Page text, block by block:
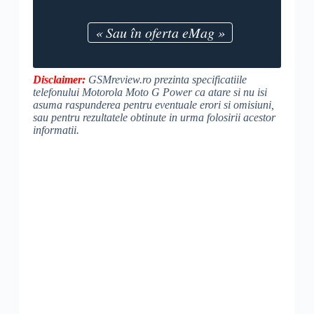
« Sau în oferta eMag »
Disclaimer:GSMreview.ro prezinta specificatiile
telefonului Motorola Moto G Power ca atare si nu isi
asuma raspunderea pentru eventuale erori si omisiuni,
sau pentru rezultatele obtinute in urma folosirii acestor
informatii.